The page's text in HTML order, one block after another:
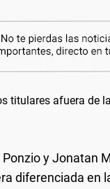
y Jonatan
diferenciada en